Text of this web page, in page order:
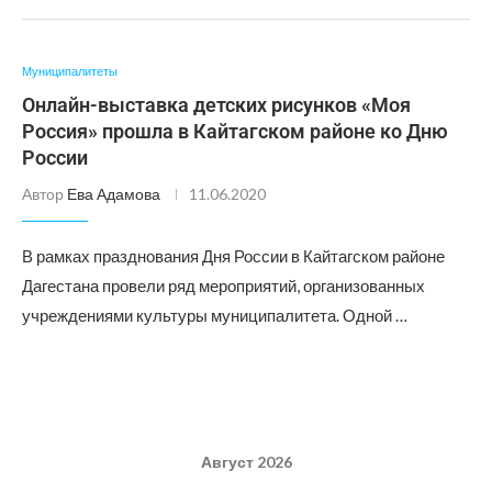
Муниципалитеты
Онлайн-выставка детских рисунков «Моя
Россия» прошла в Кайтагском районе ко Дню
России
Автор Ева Адамова 11.06.2020
В рамках празднования Дня России в Кайтагском районе
Дагестана провели ряд мероприятий, организованных
учреждениями культуры муниципалитета. Одной …
Август 2026